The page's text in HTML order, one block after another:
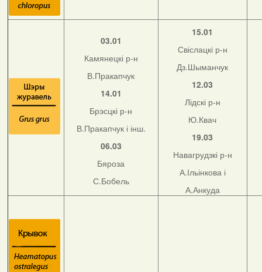
03.01
Камянецкі р-н
В.Пракапчук
14.01
Брэсцкі р-н
В.Пракапчук і інш.
06.03
Бяроза
С.Бобель
15.01
Свіслацкі р-н
Дз.Шыманчук
12.03
Лідскі р-н
Ю.Квач
19.03
Навагрудзкі р-н
А.Ільінкова і
А.Анкуда